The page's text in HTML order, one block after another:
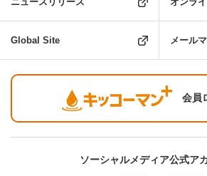
Global Site メール
会員
ソーシャルメディア公式ア